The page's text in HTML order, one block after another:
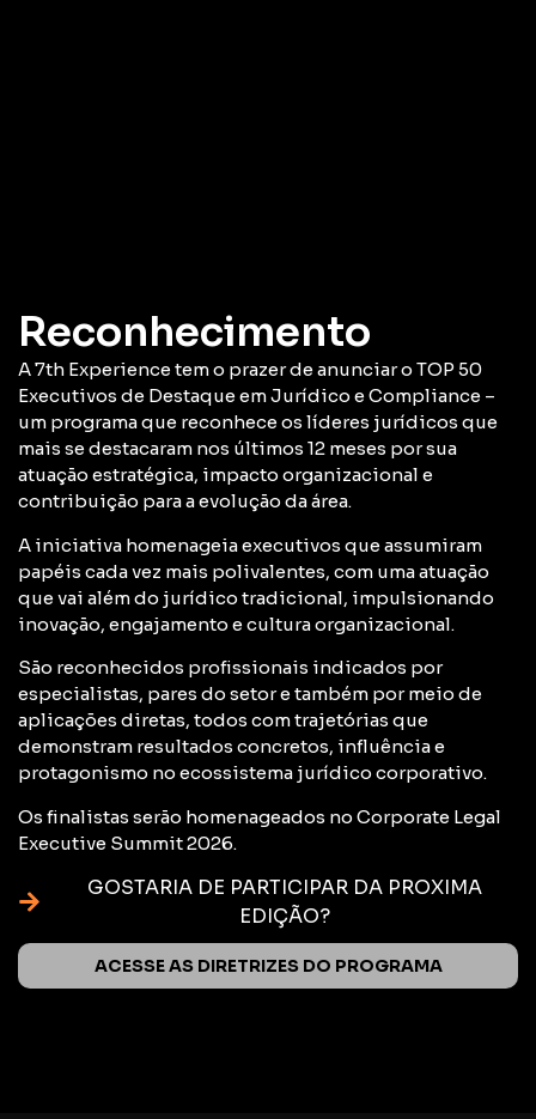
Reconhecimento
A 7th Experience tem o prazer de anunciar o TOP 50
Executivos de Destaque em Jurídico e Compliance –
um programa que reconhece os líderes jurídicos que
mais se destacaram nos últimos 12 meses por sua
atuação estratégica, impacto organizacional e
contribuição para a evolução da área.
A iniciativa homenageia executivos que assumiram
papéis cada vez mais polivalentes, com uma atuação
que vai além do jurídico tradicional, impulsionando
inovação, engajamento e cultura organizacional.
São reconhecidos profissionais indicados por
especialistas, pares do setor e também por meio de
aplicações diretas, todos com trajetórias que
demonstram resultados concretos, influência e
protagonismo no ecossistema jurídico corporativo.
Os finalistas serão homenageados no Corporate Legal
Executive Summit 2026.
GOSTARIA DE PARTICIPAR DA PROXIMA
EDIÇÃO?
ACESSE AS DIRETRIZES DO PROGRAMA